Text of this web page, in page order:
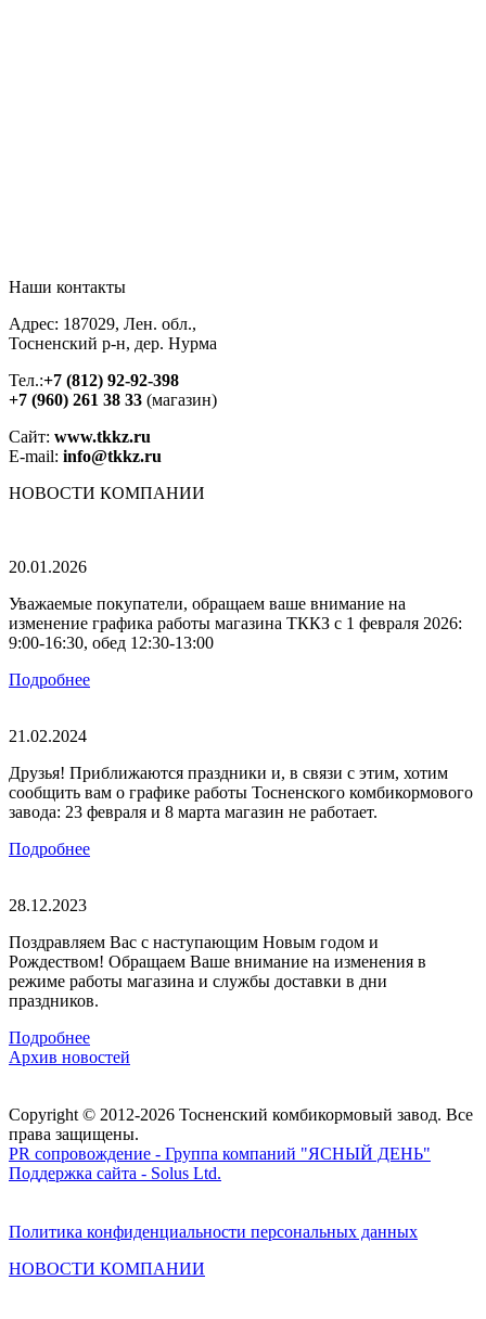
Наши контакты
Адрес: 187029, Лен. обл.,
Тосненский р-н, дер. Нурма
Тел.:+7 (812) 92-92-398
+7 (960) 261 38 33 (магазин)
Сайт: www.tkkz.ru
E-mail: info@tkkz.ru
НОВОСТИ КОМПАНИИ
20.01.2026
Уважаемые покупатели, обращаем ваше внимание на
изменение графика работы магазина ТККЗ c 1 февраля 2026:
9:00-16:30, обед 12:30-13:00
Подробнее
21.02.2024
Друзья! Приближаются праздники и, в связи с этим, хотим
сообщить вам о графике работы Тосненского комбикормового
завода: 23 февраля и 8 марта магазин не работает.
Подробнее
28.12.2023
Поздравляем Вас с наступающим Новым годом и
Рождеством! Обращаем Ваше внимание на изменения в
режиме работы магазина и службы доставки в дни
праздников.
Подробнее
Архив новостей
Copyright © 2012-2026 Тосненский комбикормовый завод. Все
права защищены.
PR сопровождение - Группа компаний "ЯСНЫЙ ДЕНЬ"
Поддержка сайта - Solus Ltd.
Политика конфиденциальности персональных данных
НОВОСТИ КОМПАНИИ